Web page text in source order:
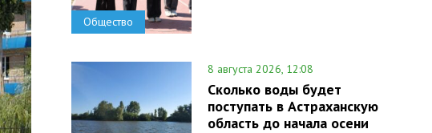
Общество
8 августа 2026, 12:08
Сколько воды будет
поступать в Астраханскую
область до начала осени